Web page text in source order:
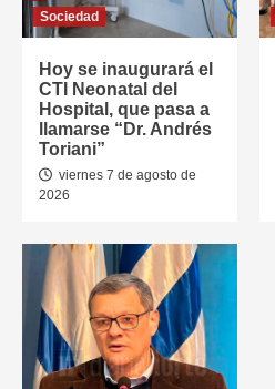
Sociedad
Hoy se inaugurará el
CTI Neonatal del
Hospital, que pasa a
llamarse “Dr. Andrés
Toriani”
viernes 7 de agosto de
2026